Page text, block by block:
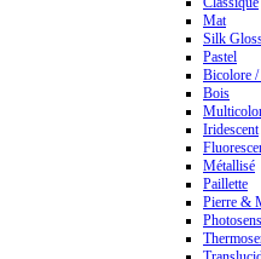
Mat
Silk
Pastel
Bicolore
Bois
Iridescent
Métallisé
Paillette
Pierre &